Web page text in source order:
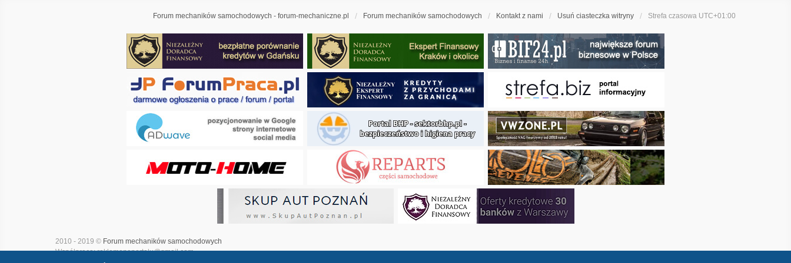
Forum mechaników samochodowych - forum-mechaniczne.pl Forum mechaników samochodowych Kontakt z nami Usuń ciasteczka witryny Strefa czasowa UTC+01:00
2010 - 2019 © Forum mechaników samochodowych
Współpraca: reklamanaportalu@gmail.com